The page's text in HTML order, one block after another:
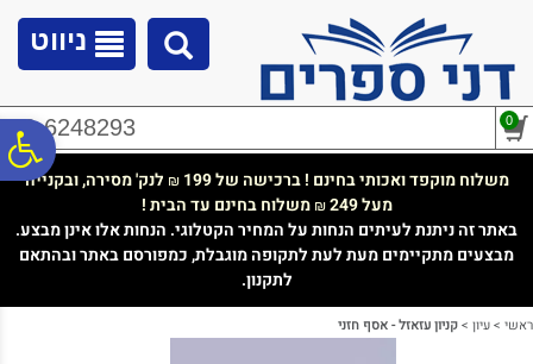
נגישות
ניווט
02-6248293 0
משלוח מוקפד ואכותי בחינם ! ברכישה של 199 ₪ לנק' מסירה, ובקנייה
מעל 249
₪משלוח בחינם עד הבית !
באתר זה ניתנת לעיתים הנחות על המחיר הקטלוגי. הנחות אלו אינן מבצע.
מבצעים מתקיימים מעת לעת לתקופה מוגבלת, כמפורסם באתר ובהתאם
לתקנון.
ראשי >עיון >קניון עזאזל - אסף חזני